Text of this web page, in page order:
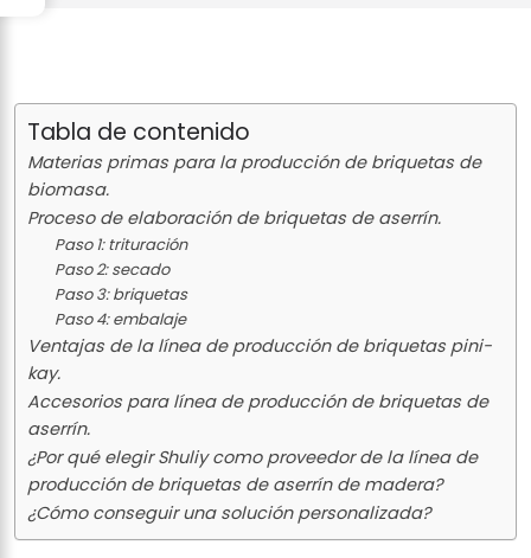
Tabla de contenido
Materias primas para la producción de briquetas de
biomasa.
Proceso de elaboración de briquetas de aserrín.
Paso 1: trituración
Paso 2: secado
Paso 3: briquetas
Paso 4: embalaje
Ventajas de la línea de producción de briquetas pini-
kay.
Accesorios para línea de producción de briquetas de
aserrín.
¿Por qué elegir Shuliy como proveedor de la línea de
producción de briquetas de aserrín de madera?
¿Cómo conseguir una solución personalizada?